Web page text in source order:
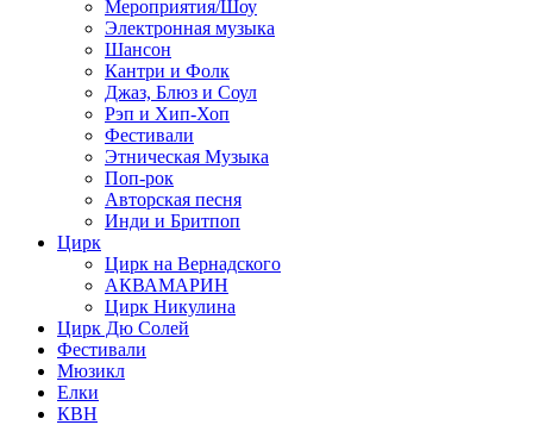
Мероприятия/Шоу
Электронная музыка
Шансон
Кантри и Фолк
Джаз, Блюз и Соул
Рэп и Хип-Хоп
Фестивали
Этническая Музыка
Поп-рок
Авторская песня
Инди и Бритпоп
Цирк
Цирк на Вернадского
АКВАМАРИН
Цирк Никулина
Цирк Дю Солей
Фестивали
Мюзикл
Елки
КВН